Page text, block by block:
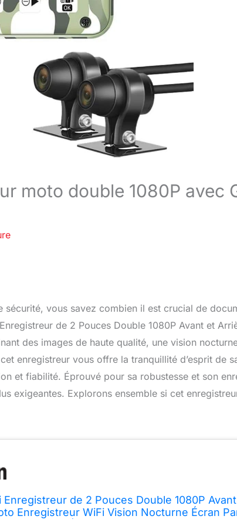
moto double 1080P avec
vous savez combien il est crucial de
de 2 Pouces Double 1080P Avant et
des images de haute qualité, une vision
enregistreur vous offre la tranquillité d’esprit de
et fiabilité. Éprouvé pour sa robustesse et son
exigeantes. Explorons ensemble si cet
Enregistreur de 2 Pouces Double 1080P
Enregistreur WiFi Vision Nocturne Écran